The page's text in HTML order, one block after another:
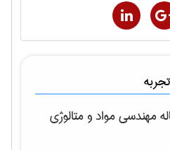
مهندسی مواد و متالوژی